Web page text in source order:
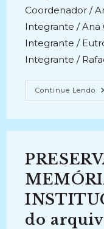
Coordenador /
Integrante / Ana
Integrante /
Integrante /
Continue Lendo
do